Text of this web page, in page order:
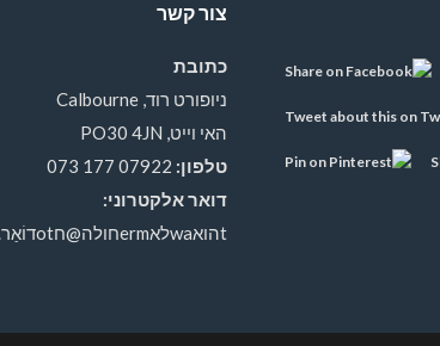
צור קשר
כתובת
ניופורט רוד, Calbourne
האי וייט, PO30 4JN
טלפון:
דואר אלקטרוני:
tהואwaלאermחולה@חotדוֹאַר.גo.בריטניה